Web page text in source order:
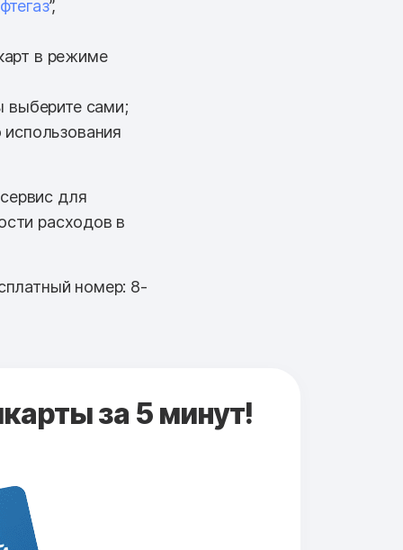
”,
в режиме
выберите сами;
для
расходов в
номер: 8-
за 5 минут!